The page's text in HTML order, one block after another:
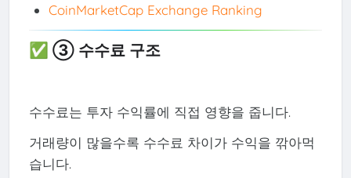
CoinMarketCap Exchange Ranking
✅ ③ 수수료 구조
수수료는 투자 수익률에 직접 영향을 줍니다.
거래량이 많을수록 수수료 차이가 수익을 깎아먹
습니다.